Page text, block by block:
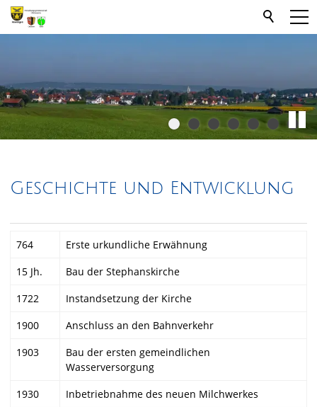
Geschichte und Entwicklung
764
Erste urkundliche Erwähnung
15 Jh.
Bau der Stephanskirche
1722
Instandsetzung der Kirche
1900
Anschluss an den Bahnverkehr
1903
Bau der ersten gemeindlichen
Wasserversorgung
1930
Inbetriebnahme des neuen Milchwerkes